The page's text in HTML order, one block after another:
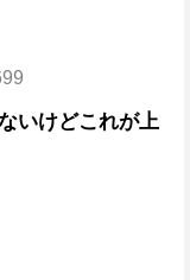
いけどこれが上